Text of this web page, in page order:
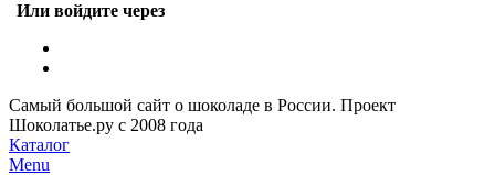
Или войдите через
Самый большой сайт о шоколаде в России. Проект
Шоколатье.ру с 2008 года
Каталог
Menu